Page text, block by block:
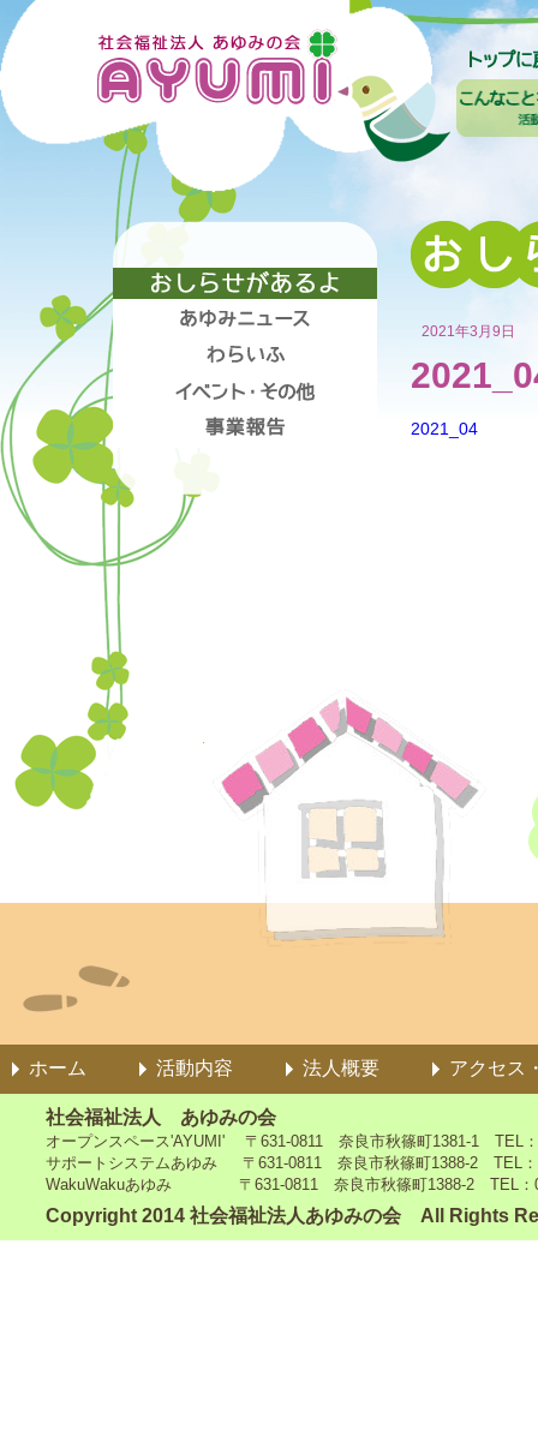
2021年3月9日
2021_04
ホーム 活動内容 法人概要 アクセス
社会福祉法人 あゆみの会
オープンスペース'AYUMI' 〒631-0811 奈良市秋篠町1381-1 TEL
サポートシステムあゆみ 〒631-0811 奈良市秋篠町1388-2 TEL：
WakuWakuあゆみ 〒631-0811 奈良市秋篠町1388-2 TEL：
Copyright 2014 社会福祉法人あゆみの会 All Rights